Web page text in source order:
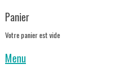
Panier
Votre panier est vide
Menu